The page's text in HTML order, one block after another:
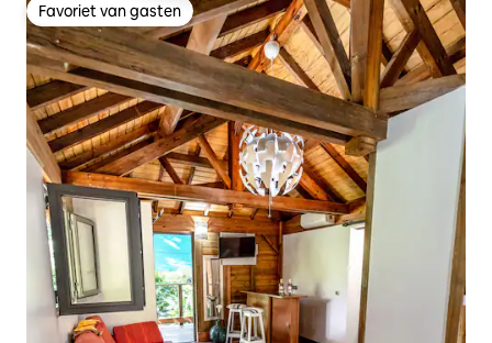
Favoriet van gasten
Favoriet van gasten